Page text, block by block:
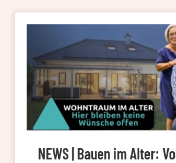
NEWS | Bauen im Alter: